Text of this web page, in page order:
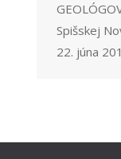
Spišskej
22. júna